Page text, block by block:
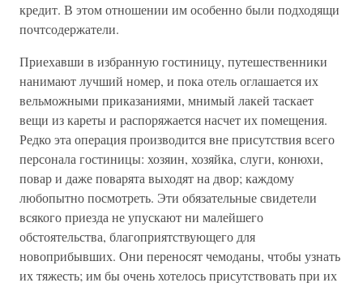
кредит. В этом отношении им особенно были подходящи
почтсодержатели.
Приехавши в избранную гостиницу, путешественники
нанимают лучший номер, и пока отель оглашается их
вельможными приказаниями, мнимый лакей таскает
вещи из кареты и распоряжается насчет их помещения.
Редко эта операция производится вне присутствия всего
персонала гостиницы: хозяин, хозяйка, слуги, конюхи,
повар и даже поварята выходят на двор; каждому
любопытно посмотреть. Эти обязательные свидетели
всякого приезда не упускают ни малейшего
обстоятельства, благоприятствующего для
новоприбывших. Они переносят чемоданы, чтобы узнать
их тяжесть; им бы очень хотелось присутствовать при их